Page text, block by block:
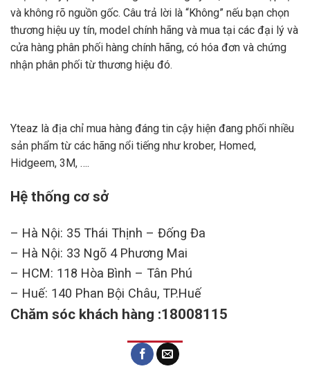
và không rõ nguồn gốc. Câu trả lời là “Không” nếu bạn chọn
thương hiệu uy tín, model chính hãng và mua tại các đại lý và
cửa hàng phân phối hàng chính hãng, có hóa đơn và chứng
nhận phân phối từ thương hiệu đó.
Yteaz là địa chỉ mua hàng đáng tin cậy hiện đang phối nhiều
sản phẩm từ các hãng nổi tiếng như krober, Homed,
Hidgeem, 3M, ….
Hệ thống cơ sở
– Hà Nội: 35 Thái Thịnh – Đống Đa
– Hà Nội: 33 Ngõ 4 Phương Mai
– HCM: 118 Hòa Bình – Tân Phú
– Huế: 140 Phan Bội Châu, TP.Huế
Chăm sóc khách hàng :18008115